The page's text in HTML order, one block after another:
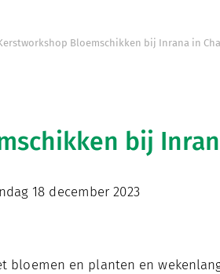
Bloemschikken bij Inrana in
bij
18 december 2023
bloemen en planten en